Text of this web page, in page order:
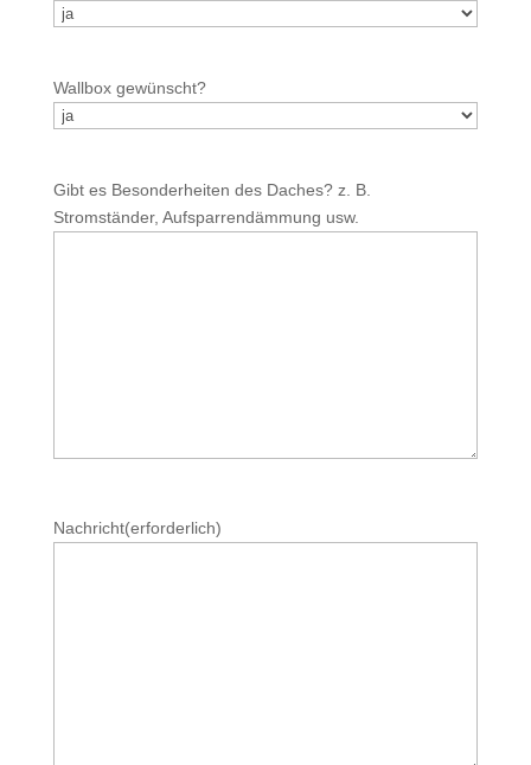
Wallbox gewünscht?
Gibt es Besonderheiten des Daches? z. B.
Stromständer, Aufsparrendämmung usw.
Nachricht(erforderlich)